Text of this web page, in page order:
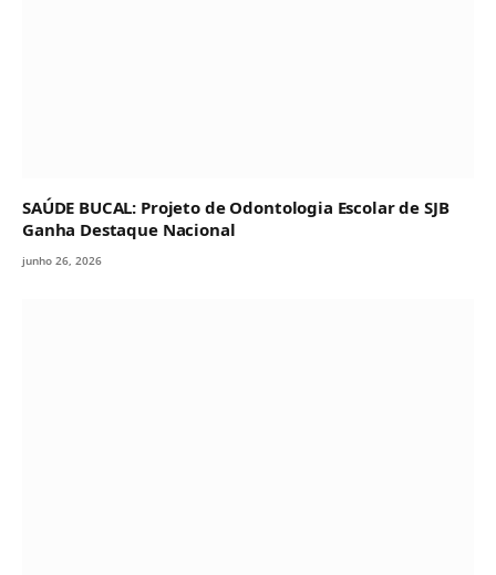
SAÚDE BUCAL: Projeto de Odontologia Escolar de SJB
Ganha Destaque Nacional
junho 26, 2026